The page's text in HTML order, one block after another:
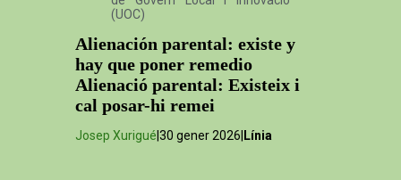
(UOC)
Alienación parental: existe y
hay que poner remedio
Alienació parental: Existeix i
cal posar-hi remei
Josep Xurigué |30 gener 2026| Línia